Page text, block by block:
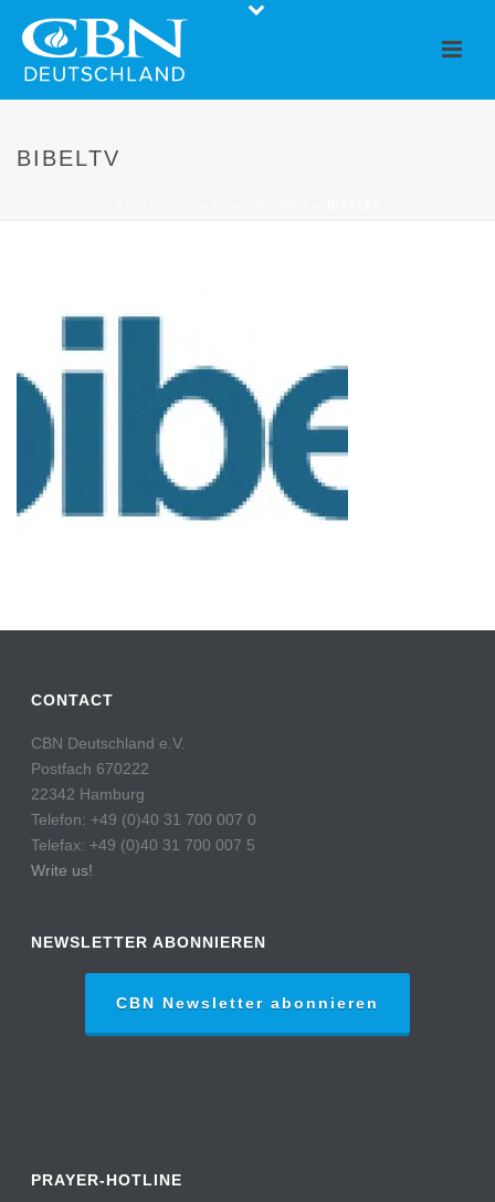
BIBELTV
CONTACT
CBN Deutschland e.V.
Postfach 670222
22342 Hamburg
Telefon: +49 (0)40 31 700 007 0
Telefax: +49 (0)40 31 700 007 5
Write us!
NEWSLETTER ABONNIEREN
CBN Newsletter abonnieren
PRAYER-HOTLINE